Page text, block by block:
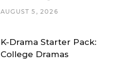
AUGUST 5, 2026
K-Drama Starter Pack:
College Dramas